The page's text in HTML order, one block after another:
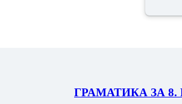
ГРАМАТИКА ЗА 8.